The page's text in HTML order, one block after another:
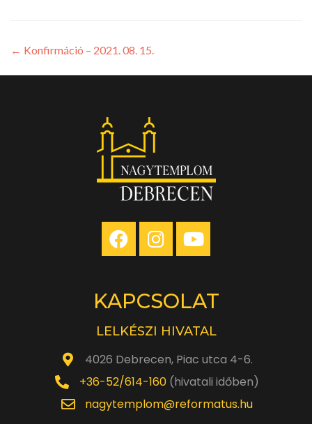
← Konfirmáció – 2021. 08. 15.
KAPCSOLAT
LELKÉSZI HIVATAL
4026 Debrecen, Piac utca 4-6.
+36-52/614-160(hivatali időben)
nagytemplom@reformatus.hu